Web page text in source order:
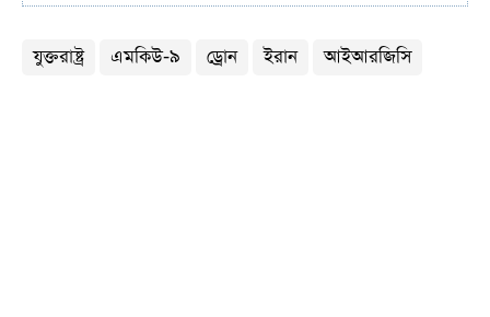
যুক্তরাষ্ট্র এমকিউ-৯ ড্রোন ইরান আইআরজিসি